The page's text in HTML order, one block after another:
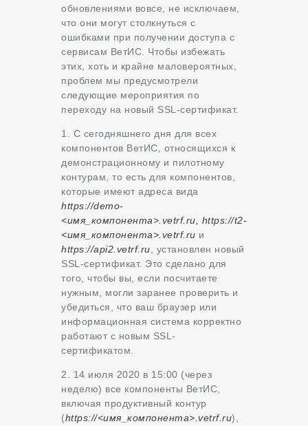
обновлениями вовсе, не исключаем,
что они могут столкнуться с
ошибками при получении доступа с
сервисам ВетИС. Чтобы избежать
этих, хоть и крайне маловероятных,
проблем мы предусмотрели
следующие мероприятия по
переходу на новый SSL-сертификат.
1. C сегодняшнего дня для всех
компонентов ВетИС, относящихся к
демонстрационному и пилотному
контурам, то есть для компонентов,
которые имеют адреса вида
https://demo-
<имя_компонента>.vetrf.ru, https://t2-
<имя_компонента>.vetrf.ru и
https://api2.vetrf.ru , установлен новый
SSL-сертификат. Это сделано для
того, чтобы вы, если посчитаете
нужным, могли заранее проверить и
убедиться, что ваш браузер или
информационная система корректно
работают с новым SSL-
сертификатом.
2. 14 июля 2020 в 15:00 (через
неделю) все компоненты ВетИС,
включая продуктивный контур
(https://<имя_компонента>.vetrf.ru),